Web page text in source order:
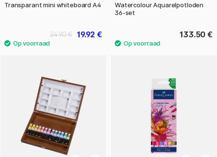
Transparant mini whiteboard A4
19.92 €
24.90 €
Watercolour Aquarelpotloden
36-set
133.50 €